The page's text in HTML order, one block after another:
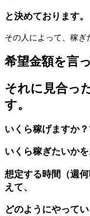
と決めております。
その人によって、稼ぎ
希望金額を言
それに見合っ
す。
いくら稼げますか？
いくら稼ぎたいか
想定する時間（週
えて、
どのようにやって